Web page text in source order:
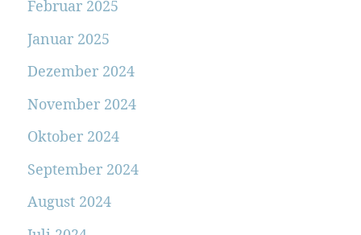
Februar 2025
Januar 2025
Dezember 2024
November 2024
Oktober 2024
September 2024
August 2024